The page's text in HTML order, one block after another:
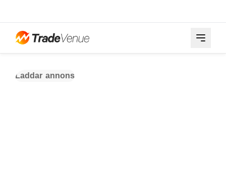
Laddar annons